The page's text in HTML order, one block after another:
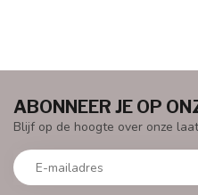
ABONNEER JE OP
Blijf op de hoogte over onze